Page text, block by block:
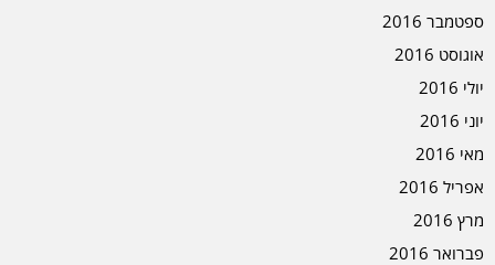
ספטמבר 2016
אוגוסט 2016
יולי 2016
יוני 2016
מאי 2016
אפריל 2016
מרץ 2016
פברואר 2016